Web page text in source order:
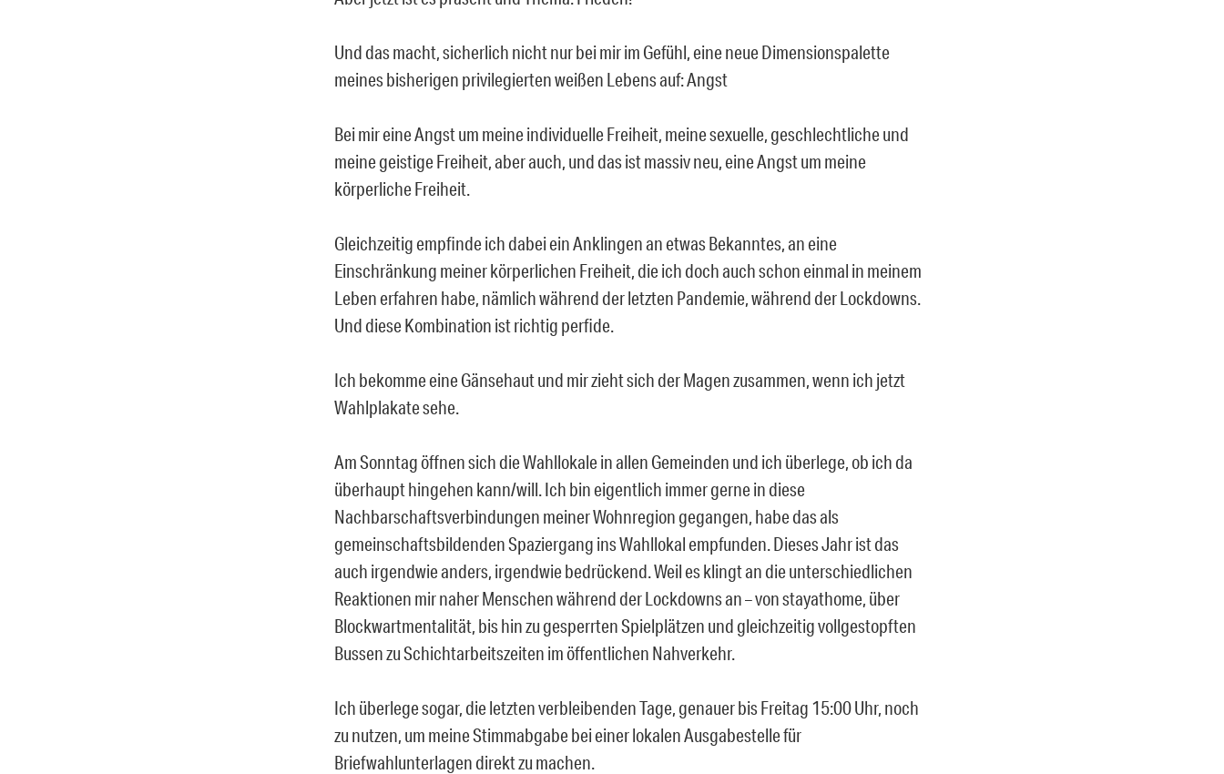
Und das macht, sicherlich nicht nur bei mir im Gefühl, eine neue Dimensionspalette
meines bisherigen privilegierten weißen Lebens auf: Angst
Bei mir eine Angst um meine individuelle Freiheit, meine sexuelle, geschlechtliche und
meine geistige Freiheit, aber auch, und das ist massiv neu, eine Angst um meine
körperliche Freiheit.
Gleichzeitig empfinde ich dabei ein Anklingen an etwas Bekanntes, an eine
Einschränkung meiner körperlichen Freiheit, die ich doch auch schon einmal in meinem
Leben erfahren habe, nämlich während der letzten Pandemie, während der Lockdowns.
Und diese Kombination ist richtig perfide.
Ich bekomme eine Gänsehaut und mir zieht sich der Magen zusammen, wenn ich jetzt
Wahlplakate sehe.
Am Sonntag öffnen sich die Wahllokale in allen Gemeinden und ich überlege, ob ich da
überhaupt hingehen kann/will. Ich bin eigentlich immer gerne in diese
Nachbarschaftsverbindungen meiner Wohnregion gegangen, habe das als
gemeinschaftsbildenden Spaziergang ins Wahllokal empfunden. Dieses Jahr ist das
auch irgendwie anders, irgendwie bedrückend. Weil es klingt an die unterschiedlichen
Reaktionen mir naher Menschen während der Lockdowns an – von stayathome, über
Blockwartmentalität, bis hin zu gesperrten Spielplätzen und gleichzeitig vollgestopften
Bussen zu Schichtarbeitszeiten im öffentlichen Nahverkehr.
Ich überlege sogar, die letzten verbleibenden Tage, genauer bis Freitag 15:00 Uhr, noch
zu nutzen, um meine Stimmabgabe bei einer lokalen Ausgabestelle für
Briefwahlunterlagen direkt zu machen.